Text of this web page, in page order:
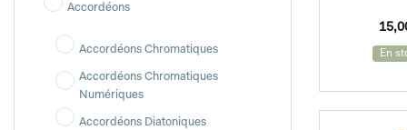
Accordéons
Accordéons Chromatiques
Accordéons Chromatiques
Numériques
Accordéons Diatoniques
En